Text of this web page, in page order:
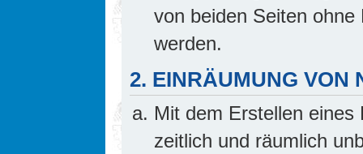
von beiden Seiten
werden.
2. EINRÄUMUNG VON
Mit dem Erstellen
zeitlich und räumlich